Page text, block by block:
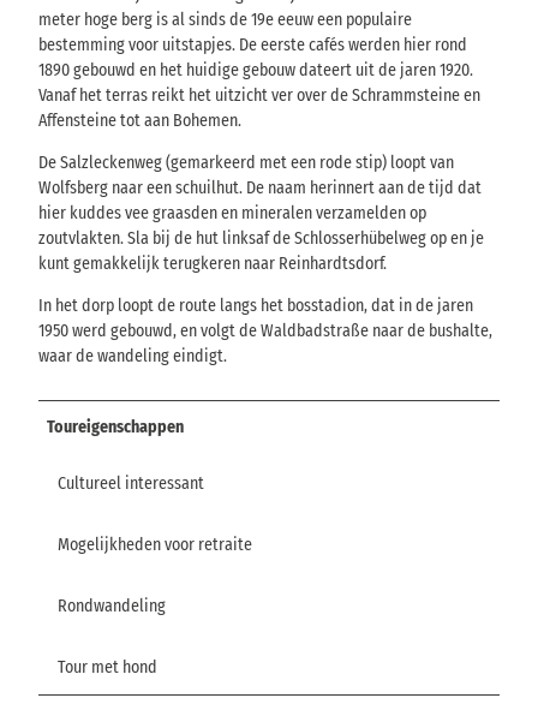
meter hoge berg is al sinds de 19e eeuw een populaire
bestemming voor uitstapjes. De eerste cafés werden hier rond
1890 gebouwd en het huidige gebouw dateert uit de jaren 1920.
Vanaf het terras reikt het uitzicht ver over de Schrammsteine en
Affensteine tot aan Bohemen.
De Salzleckenweg (gemarkeerd met een rode stip) loopt van
Wolfsberg naar een schuilhut. De naam herinnert aan de tijd dat
hier kuddes vee graasden en mineralen verzamelden op
zoutvlakten. Sla bij de hut linksaf de Schlosserhübelweg op en je
kunt gemakkelijk terugkeren naar Reinhardtsdorf.
In het dorp loopt de route langs het bosstadion, dat in de jaren
1950 werd gebouwd, en volgt de Waldbadstraße naar de bushalte,
waar de wandeling eindigt.
Toureigenschappen
Cultureel interessant
Mogelijkheden voor retraite
Rondwandeling
Tour met hond